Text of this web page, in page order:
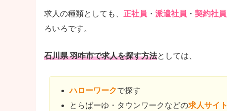
求人の種類としても、 正社員 ・ 派遣社員 ・ 契約社員
ろいろです。
石川県 羽咋市で求人を探す方法としては、
ハローワークで探す
とらばーゆ・タウンワークなどの求人サイト